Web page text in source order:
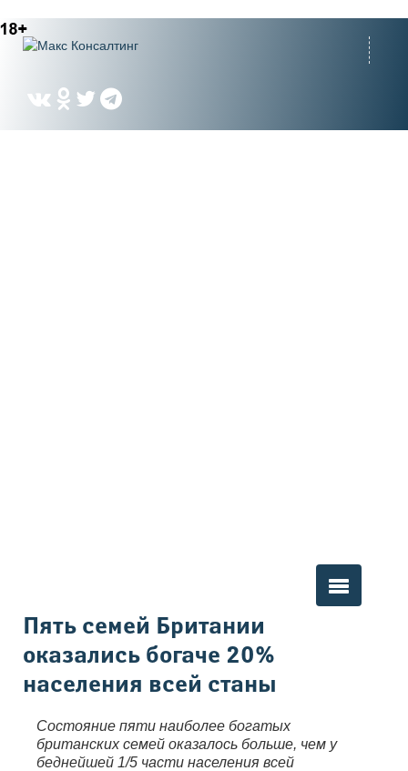
Вы здесь
Пять семей Британии
оказались богаче 20%
населения всей станы
Состояние пяти наиболее богатых
британских семей оказалось больше, чем у
беднейшей 1/5 части населения всей